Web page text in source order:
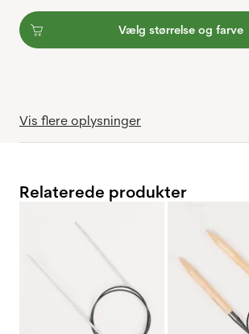
Vælg størrelse og farve
Vis flere oplysninger
Relaterede produkter